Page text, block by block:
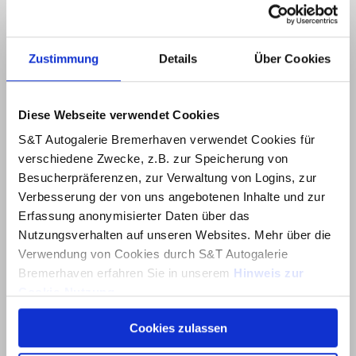
Zustimmung Details Über Cookies
Diese Webseite verwendet Cookies
S&T Autogalerie Bremerhaven verwendet Cookies für
verschiedene Zwecke, z.B. zur Speicherung von
Besucherpräferenzen, zur Verwaltung von Logins, zur
Verbesserung der von uns angebotenen Inhalte und zur
Erfassung anonymisierter Daten über das
Nutzungsverhalten auf unseren Websites. Mehr über die
Verwendung von Cookies durch S&T Autogalerie
Bremerhaven erfahren Sie in unserem Hinweis zur
Über dieses Banner können Sie auswählen, welche
Cookies von dieser Website Sie akzeptieren möchten.
Cookies zulassen